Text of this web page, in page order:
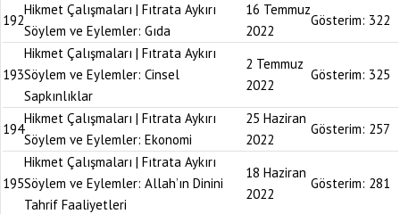
192
Hikmet Çalışmaları | Fıtrata Aykırı
Söylem ve Eylemler: Gıda
16 Temmuz
2022
Gösterim: 322
193
Hikmet Çalışmaları | Fıtrata Aykırı
Söylem ve Eylemler: Cinsel
Sapkınlıklar
2 Temmuz
2022
Gösterim: 325
194
Hikmet Çalışmaları | Fıtrata Aykırı
Söylem ve Eylemler: Ekonomi
25 Haziran
2022
Gösterim: 257
195
Hikmet Çalışmaları | Fıtrata Aykırı
Söylem ve Eylemler: Allah’ın Dinini
Tahrif Faaliyetleri
18 Haziran
2022
Gösterim: 281